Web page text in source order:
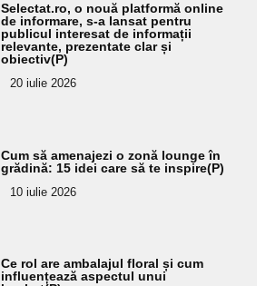
Selectat.ro, o nouă platformă online
de informare, s-a lansat pentru
publicul interesat de informații
relevante, prezentate clar și
obiectiv(P)
20 iulie 2026
Cum să amenajezi o zonă lounge în
grădină: 15 idei care să te inspire(P)
10 iulie 2026
Ce rol are ambalajul floral și cum
influențează aspectul unui